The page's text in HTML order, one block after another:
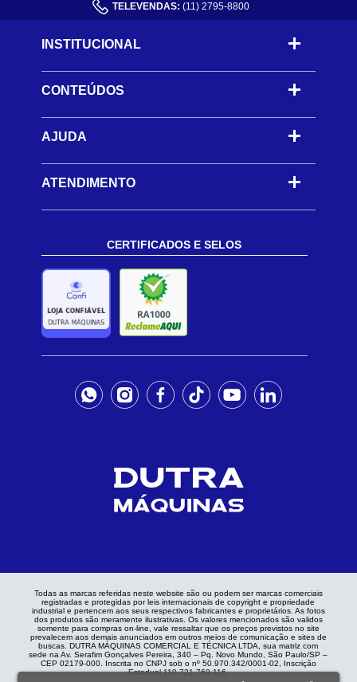
TELEVENDAS: (11) 2795-8800
INSTITUCIONAL
CONTEÚDOS -
AJUDA -
ATENDIMENTO
CERTIFICADOS E SELOS
Todas as marcas referidas neste website são ou podem ser marcas comerciais
registradas e protegidas por leis internacionais de copyright e propriedade
industrial e pertencem aos seus respectivos fabricantes e proprietários. As fotos
dos produtos são meramente ilustrativas. Os valores mencionados são validos
somente para compras on-line, vale ressaltar que os preços previstos no site
prevalecem aos demais anunciados em outros meios de comunicação e sites de
buscas. DUTRA MÁQUINAS COMERCIAL E TÉCNICA LTDA, sua matriz com
sede na Av. Serafim Gonçalves Pereira, 340 – Pq. Novo Mundo, São Paulo/SP –
CEP 02179-000. Inscrita no CNPJ sob o nº 50.970.342/0001-02, Inscrição
Estadual 110.721.769.116.